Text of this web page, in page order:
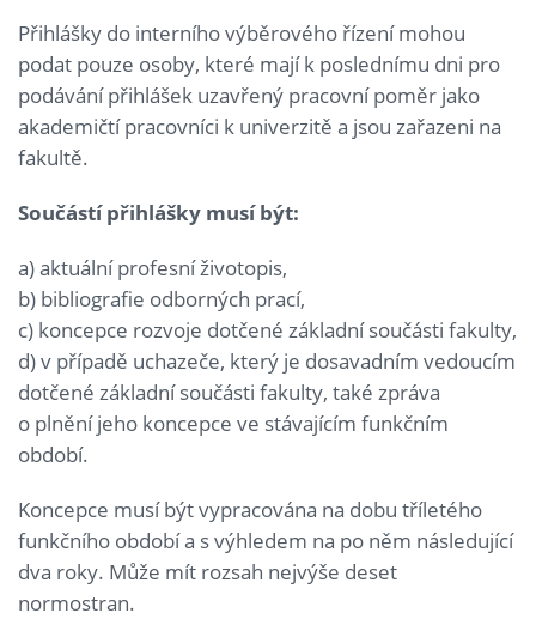
Přihlášky do interního výběrového řízení mohou
podat pouze osoby, které mají k poslednímu dni pro
podávání přihlášek uzavřený pracovní poměr jako
akademičtí pracovníci k univerzitě a jsou zařazeni na
fakultě.
Součástí přihlášky musí být:
a) aktuální profesní životopis,
b) bibliografie odborných prací,
c) koncepce rozvoje dotčené základní součásti fakulty,
d) v případě uchazeče, který je dosavadním vedoucím
dotčené základní součásti fakulty, také zpráva
o plnění jeho koncepce ve stávajícím funkčním
období.
Koncepce musí být vypracována na dobu tříletého
funkčního období a s výhledem na po něm následující
dva roky. Může mít rozsah nejvýše deset
normostran.